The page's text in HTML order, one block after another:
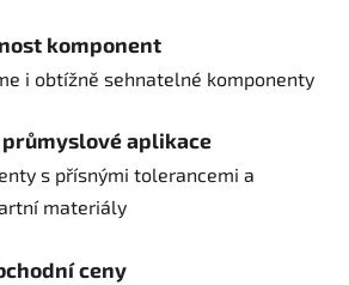
komponent
i obtížně sehnatelné komponenty
průmyslové aplikace
s přísnými tolerancemi a
materiály
ceny